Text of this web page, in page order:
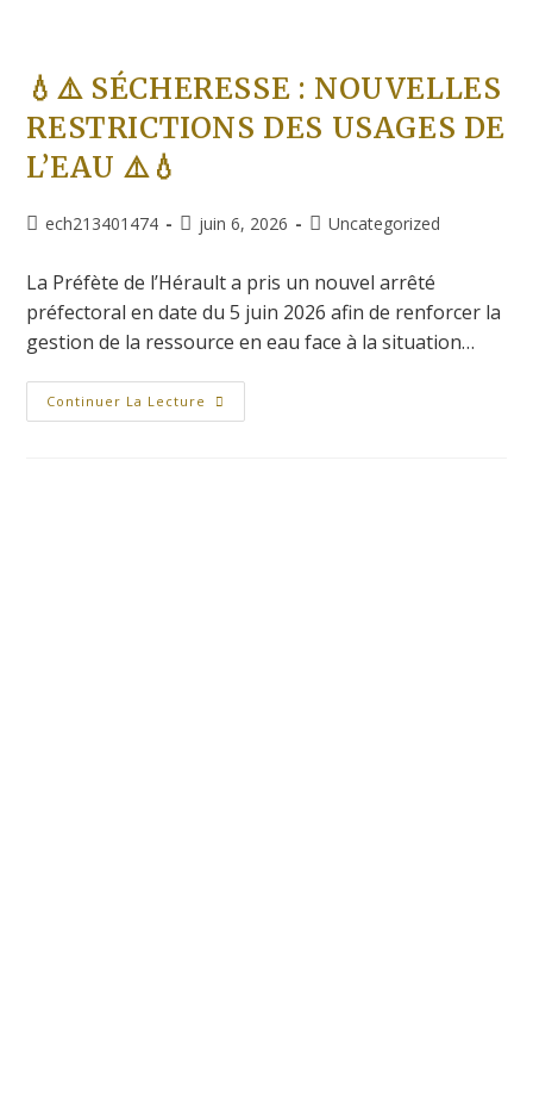
💧⚠️ SÉCHERESSE : NOUVELLES
RESTRICTIONS DES USAGES DE
L’EAU ⚠️💧
ech213401474 juin 6, 2026 Uncategorized
La Préfète de l’Hérault a pris un nouvel arrêté
préfectoral en date du 5 juin 2026 afin de renforcer la
gestion de la ressource en eau face à la situation…
Continuer La Lecture